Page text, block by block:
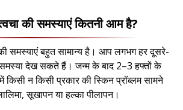
की समस्याएं कितनी आम है?
समस्याएं बहुत सामान्य है। आप लगभग हर दूसरे-
समस्या देख सकते हैं। जन्म के बाद 2–3 हफ्तों के
किसी न किसी प्रकार की स्किन प्रॉब्लम सामने
सूखापन या हल्का पीलापन।